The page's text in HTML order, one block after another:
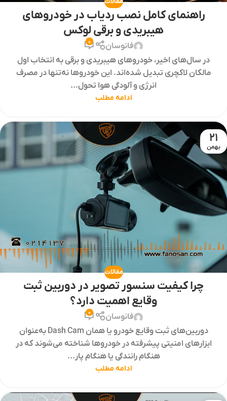
راهنمای کامل نصب ردیاب در خودروهای
هیبریدی و برقی لوکس
فانوسان 0
در سال‌های اخیر، خودروهای هیبریدی و برقی به انتخاب اول
مالکان لاکچری تبدیل شده‌اند. این خودروها نه‌تنها در مصرف
انرژی و آلودگی هوا تحول...
ادامه مطلب
21
بهمن
مقالات
چرا کیفیت سنسور تصویر در دوربین ثبت
وقایع اهمیت دارد؟
فانوسان 0
دوربین‌های ثبت وقایع خودرو یا همان Dash Cam به‌عنوان
ابزارهای امنیتی پیشرفته در خودروها شناخته می‌شوند که در
هنگام رانندگی یا هنگام پار...
ادامه مطلب